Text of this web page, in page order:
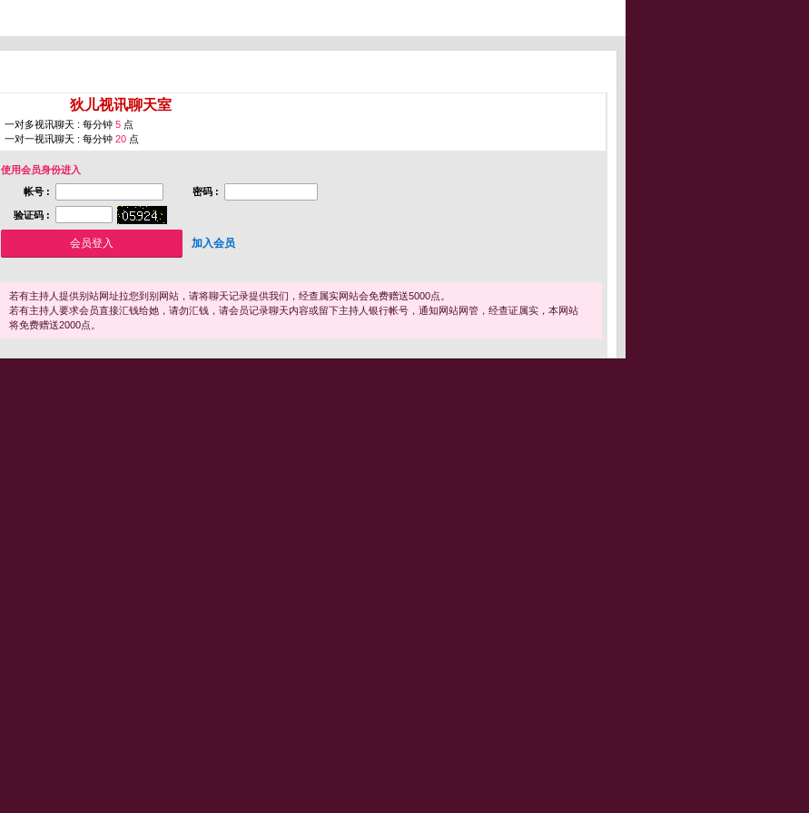
狄儿视讯聊天室
一对多视讯聊天 : 每分钟 5 点
一对一视讯聊天 : 每分钟 20 点
使用会员身份进入
帐号 :
密码 :
验证码 :
加入会员
若有主持人提供别站网址拉您到别网站，请将聊天记录提供我们，经查属实网站会免费赠送5000点。
若有主持人要求会员直接汇钱给她，请勿汇钱，请会员记录聊天内容或留下主持人银行帐号，通知网站网管，经查证属实，本网站
将免费赠送2000点。